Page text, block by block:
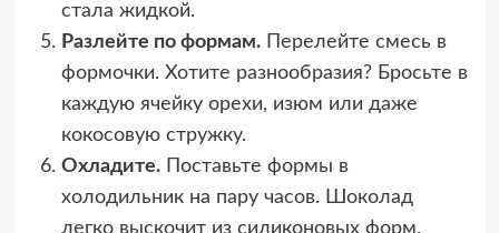
стала жидкой.
Разлейте по формам.Перелейте смесь в
формочки. Хотите разнообразия? Бросьте в
каждую ячейку орехи, изюм или даже
кокосовую стружку.
Охладите.Поставьте формы в
холодильник на пару часов. Шоколад
легко выскочит из силиконовых форм.